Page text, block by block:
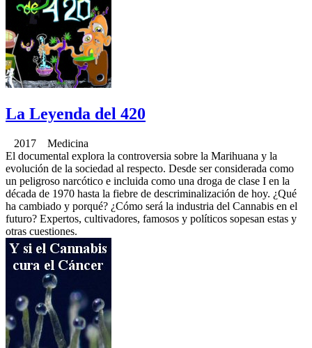
La Leyenda del 420
2017 Medicina
El documental explora la controversia sobre la Marihuana y la
evolución de la sociedad al respecto. Desde ser considerada como
un peligroso narcótico e incluida como una droga de clase I en la
década de 1970 hasta la fiebre de descriminalización de hoy. ¿Qué
ha cambiado y porqué? ¿Cómo será la industria del Cannabis en el
futuro? Expertos, cultivadores, famosos y políticos sopesan estas y
otras cuestiones.